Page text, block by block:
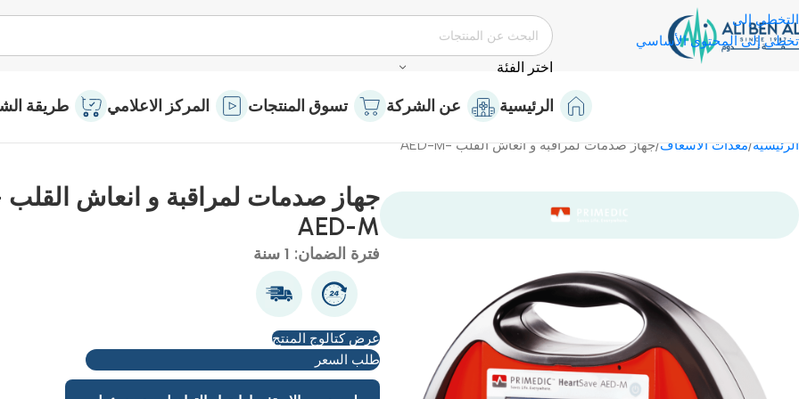
التخطي إلى
تخطي إلى المحتوى الأساسي
اختر الفئة
الرئيسية عن الشركة تسوق المنتجات المركز الاعلامي طريقة
الرئيسية معدات الاسعاف جهاز صدمات لمراقبة و انعاش القلب -AED-M
جهاز صدمات لمراقبة و انعاش القلب
AED-M
فترة الضمان: 1 سنة
عرض كتالوج المنتج
طلب السعر